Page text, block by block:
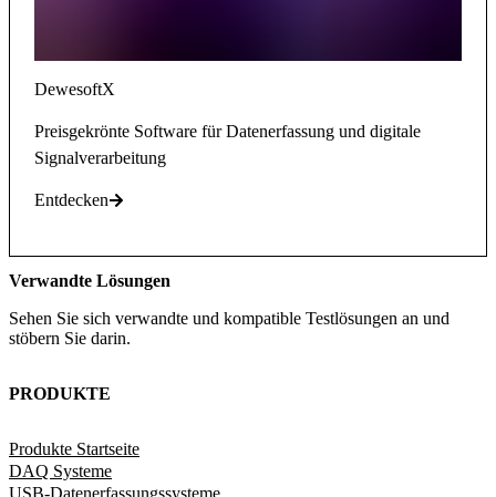
DewesoftX
Preisgekrönte Software für Datenerfassung und digitale
Signalverarbeitung
Entdecken
Verwandte Lösungen
Sehen Sie sich verwandte und kompatible Testlösungen an und
stöbern Sie darin.
PRODUKTE
Produkte Startseite
DAQ Systeme